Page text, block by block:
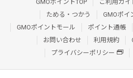
GMOポイントTOP ご利用ガイ
ためる・つかう
GMOポイ
GMOポイントモール
ポイント通帳
お問い合わせ
利用規約
プライバシーポリシー